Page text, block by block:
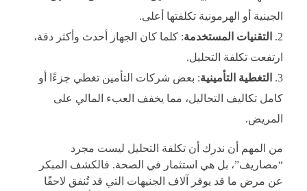
الجينية أو الهرمونية تكلفتها أعلى.
التقنيات المستخدمة: كلما كان الجهاز أحدث وأكثر دقة،
ارتفعت تكلفة التحليل.
التغطية التأمينية: بعض شركات التأمين تغطي جزءًا أو
كامل تكاليف التحاليل، مما يخفف العبء المالي على
المريض.
من المهم أن ندرك أن تكلفة التحليل ليست مجرد
“مصاريف”، بل هي استثمار في الصحة. فالكشف المبكر
عن مرض ما قد يوفر آلاف الجنيهات التي قد تُنفق لاحقًا